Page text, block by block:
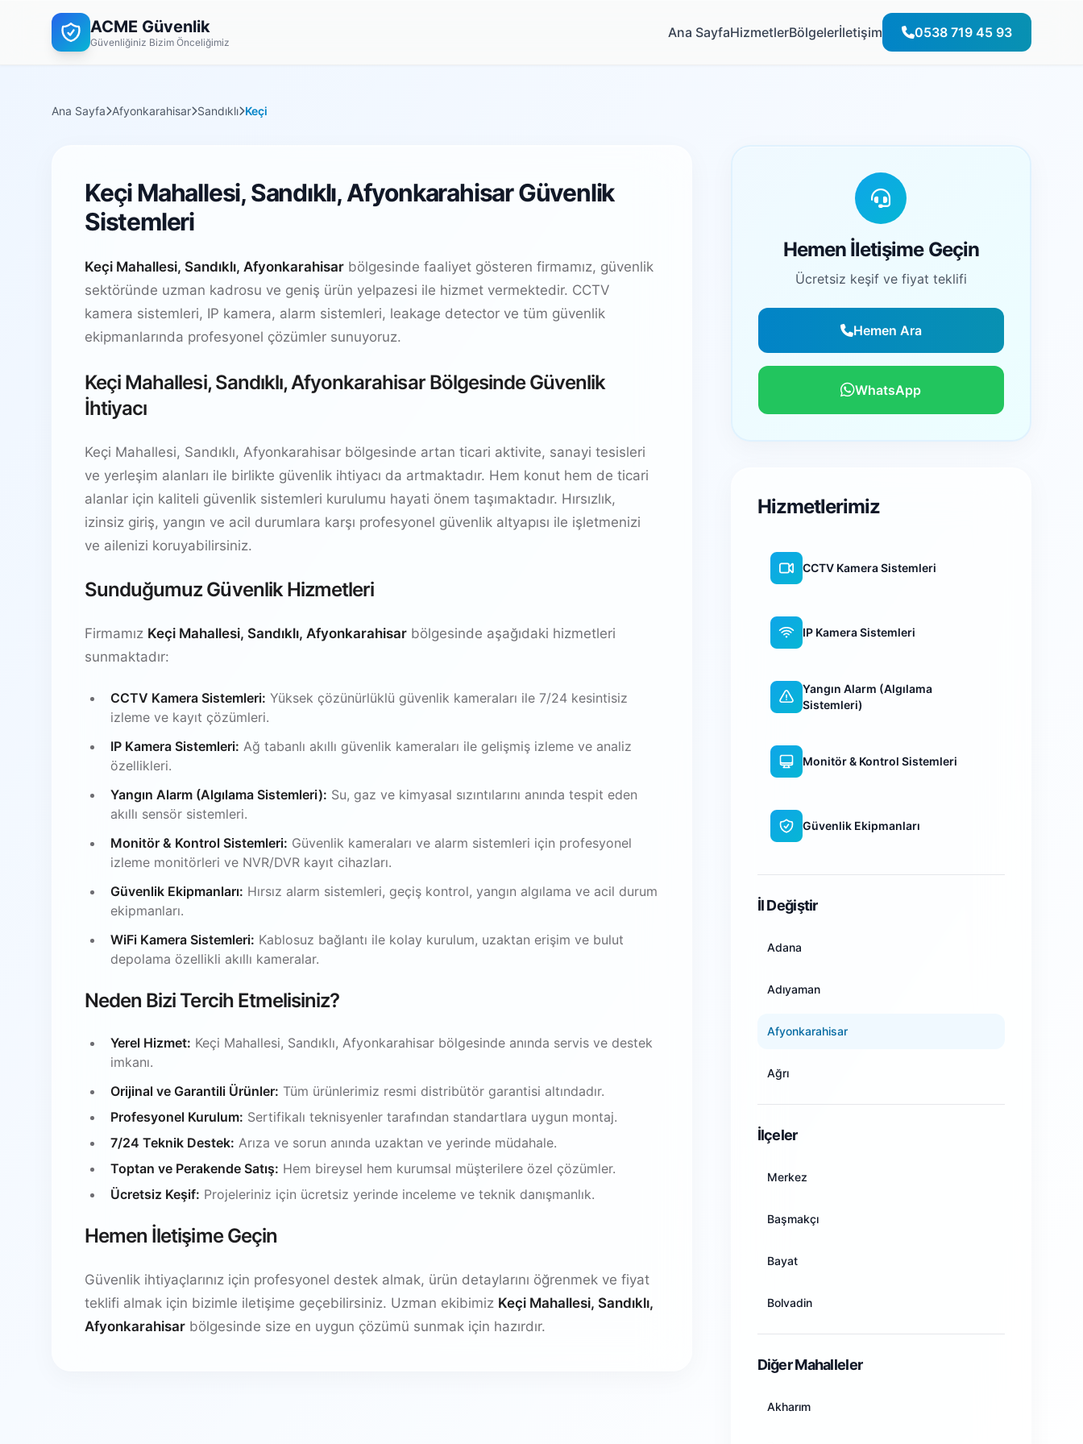
ACME Güvenlik
Güvenliğiniz Bizim Önceliğimiz
Ana SayfaHizmetlerBölgelerİletişim 0538 719 45 93
Ana Sayfa Afyonkarahisar Sandıklı Keçi
Keçi Mahallesi, Sandıklı, Afyonkarahisar Güvenlik
Sistemleri
Keçi Mahallesi, Sandıklı, Afyonkarahisar bölgesinde faaliyet gösteren firmamız, güvenlik
sektöründe uzman kadrosu ve geniş ürün yelpazesi ile hizmet vermektedir. CCTV
kamera sistemleri, IP kamera, alarm sistemleri, leakage detector ve tüm güvenlik
ekipmanlarında profesyonel çözümler sunuyoruz.
Keçi Mahallesi, Sandıklı, Afyonkarahisar Bölgesinde Güvenlik
İhtiyacı
Keçi Mahallesi, Sandıklı, Afyonkarahisar bölgesinde artan ticari aktivite, sanayi tesisleri
ve yerleşim alanları ile birlikte güvenlik ihtiyacı da artmaktadır. Hem konut hem de ticari
alanlar için kaliteli güvenlik sistemleri kurulumu hayati önem taşımaktadır. Hırsızlık,
izinsiz giriş, yangın ve acil durumlara karşı profesyonel güvenlik altyapısı ile işletmenizi
ve ailenizi koruyabilirsiniz.
Sunduğumuz Güvenlik Hizmetleri
Firmamız Keçi Mahallesi, Sandıklı, Afyonkarahisar bölgesinde aşağıdaki hizmetleri
sunmaktadır:
CCTV Kamera Sistemleri: Yüksek çözünürlüklü güvenlik kameraları ile 7/24 kesintisiz
izleme ve kayıt çözümleri.
IP Kamera Sistemleri: Ağ tabanlı akıllı güvenlik kameraları ile gelişmiş izleme ve analiz
özellikleri.
Yangın Alarm (Algılama Sistemleri): Su, gaz ve kimyasal sızıntılarını anında tespit eden
akıllı sensör sistemleri.
Monitör & Kontrol Sistemleri: Güvenlik kameraları ve alarm sistemleri için profesyonel
izleme monitörleri ve NVR/DVR kayıt cihazları.
Güvenlik Ekipmanları: Hırsız alarm sistemleri, geçiş kontrol, yangın algılama ve acil durum
ekipmanları.
WiFi Kamera Sistemleri: Kablosuz bağlantı ile kolay kurulum, uzaktan erişim ve bulut
depolama özellikli akıllı kameralar.
Neden Bizi Tercih Etmelisiniz?
Yerel Hizmet: Keçi Mahallesi, Sandıklı, Afyonkarahisar bölgesinde anında servis ve destek
imkanı.
Orijinal ve Garantili Ürünler: Tüm ürünlerimiz resmi distribütör garantisi altındadır.
Profesyonel Kurulum: Sertifikalı teknisyenler tarafından standartlara uygun montaj.
7/24 Teknik Destek: Arıza ve sorun anında uzaktan ve yerinde müdahale.
Toptan ve Perakende Satış: Hem bireysel hem kurumsal müşterilere özel çözümler.
Ücretsiz Keşif: Projeleriniz için ücretsiz yerinde inceleme ve teknik danışmanlık.
Hemen İletişime Geçin
Güvenlik ihtiyaçlarınız için profesyonel destek almak, ürün detaylarını öğrenmek ve fiyat
teklifi almak için bizimle iletişime geçebilirsiniz. Uzman ekibimiz Keçi Mahallesi, Sandıklı,
Afyonkarahisar bölgesinde size en uygun çözümü sunmak için hazırdır.
Hemen İletişime Geçin
Ücretsiz keşif ve fiyat teklifi
Hemen Ara
WhatsApp
Hizmetlerimiz
CCTV Kamera Sistemleri
IP Kamera Sistemleri
Yangın Alarm (Algılama
Sistemleri)
Monitör & Kontrol Sistemleri
Güvenlik Ekipmanları
İl Değiştir
Adana
Adıyaman
Afyonkarahisar
Ağrı
Bilecik
Bingöl
İlçeler
Merkez
Başmakçı
Bayat
Bolvadin
Diğer Mahalleler
Akharım